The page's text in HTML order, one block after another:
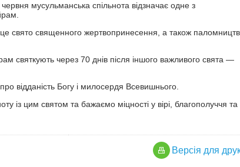
мусульманська спільнота відзначає одне з
свято священного жертвопринесення, а також
святкують через 70 днів після іншого важливого свята —
відданість Богу і милосердя Всевишнього.
із цим святом та бажаємо міцності у вірі, благополуччя та
Версiя для